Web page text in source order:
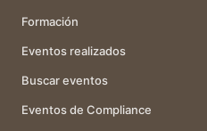
Formación
Eventos realizados
Buscar eventos
Eventos de Compliance